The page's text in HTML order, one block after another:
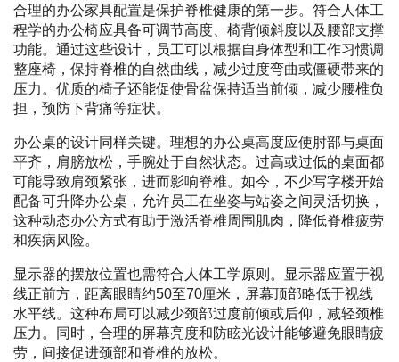
合理的办公家具配置是保护脊椎健康的第一步。符合人体工
程学的办公椅应具备可调节高度、椅背倾斜度以及腰部支撑
功能。通过这些设计，员工可以根据自身体型和工作习惯调
整座椅，保持脊椎的自然曲线，减少过度弯曲或僵硬带来的
压力。优质的椅子还能促使骨盆保持适当前倾，减少腰椎负
担，预防下背痛等症状。
办公桌的设计同样关键。理想的办公桌高度应使肘部与桌面
平齐，肩膀放松，手腕处于自然状态。过高或过低的桌面都
可能导致肩颈紧张，进而影响脊椎。如今，不少写字楼开始
配备可升降办公桌，允许员工在坐姿与站姿之间灵活切换，
这种动态办公方式有助于激活脊椎周围肌肉，降低脊椎疲劳
和疾病风险。
显示器的摆放位置也需符合人体工学原则。显示器应置于视
线正前方，距离眼睛约50至70厘米，屏幕顶部略低于视线
水平线。这种布局可以减少颈部过度前倾或后仰，减轻颈椎
压力。同时，合理的屏幕亮度和防眩光设计能够避免眼睛疲
劳，间接促进颈部和脊椎的放松。